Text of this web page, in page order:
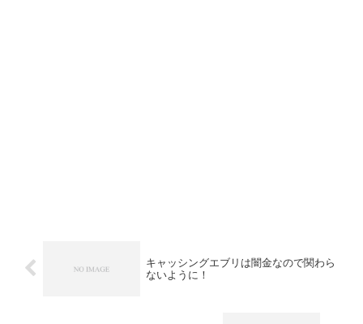
キャッシングエブリは闇金なので関わら
ないように！